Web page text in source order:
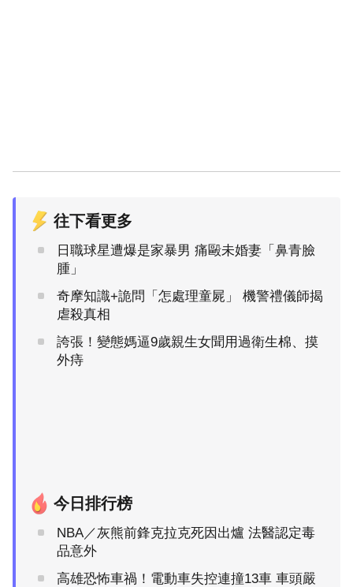
往下看更多
日職球星遭爆是家暴男 痛毆未婚妻「鼻青臉
腫」
奇摩知識+詭問「怎處理童屍」 機警禮儀師揭
虐殺真相
誇張！變態媽逼9歲親生女聞用過衛生棉、摸
外痔
今日排行榜
NBA／灰熊前鋒克拉克死因出爐 法醫認定毒
品意外
高雄恐怖車禍！電動車失控連撞13車 車頭嚴